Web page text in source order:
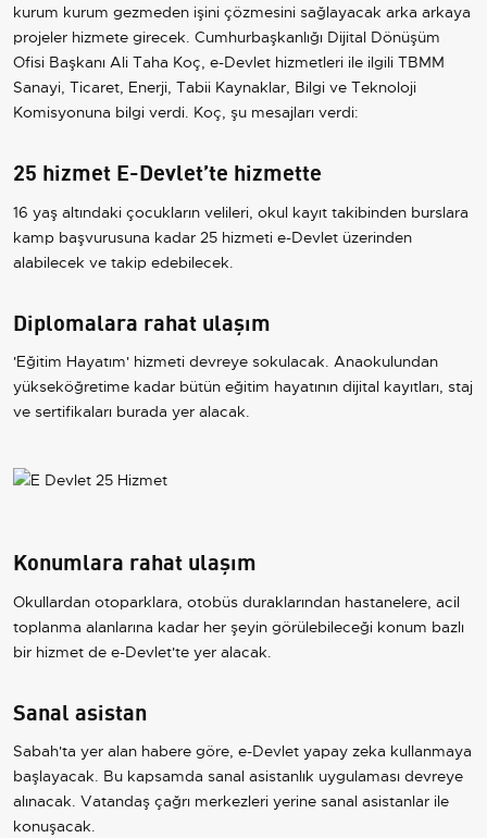
kurum kurum gezmeden işini çözmesini sağlayacak arka arkaya
projeler hizmete girecek. Cumhurbaşkanlığı Dijital Dönüşüm
Ofisi Başkanı Ali Taha Koç, e-Devlet hizmetleri ile ilgili TBMM
Sanayi, Ticaret, Enerji, Tabii Kaynaklar, Bilgi ve Teknoloji
Komisyonuna bilgi verdi. Koç, şu mesajları verdi:
25 hizmet E-Devlet’te hizmette
16 yaş altındaki çocukların velileri, okul kayıt takibinden burslara
kamp başvurusuna kadar 25 hizmeti e-Devlet üzerinden
alabilecek ve takip edebilecek.
Diplomalara rahat ulaşım
'Eğitim Hayatım' hizmeti devreye sokulacak. Anaokulundan
yükseköğretime kadar bütün eğitim hayatının dijital kayıtları, staj
ve sertifikaları burada yer alacak.
Konumlara rahat ulaşım
Okullardan otoparklara, otobüs duraklarından hastanelere, acil
toplanma alanlarına kadar her şeyin görülebileceği konum bazlı
bir hizmet de e-Devlet'te yer alacak.
Sanal asistan
Sabah'ta yer alan habere göre, e-Devlet yapay zeka kullanmaya
başlayacak. Bu kapsamda sanal asistanlık uygulaması devreye
alınacak. Vatandaş çağrı merkezleri yerine sanal asistanlar ile
konuşacak.